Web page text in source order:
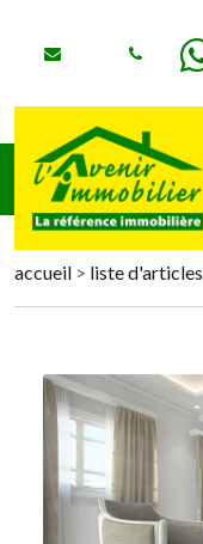
accueil > liste d'articles